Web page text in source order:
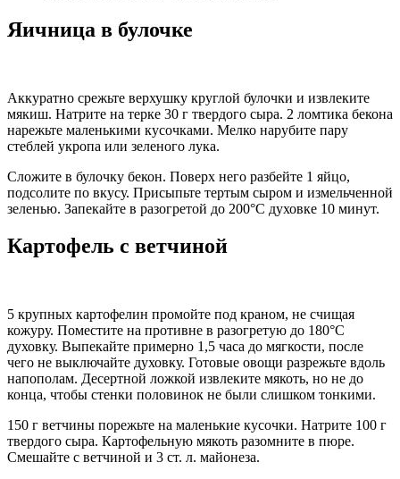
Яичница в булочке
Аккуратно срежьте верхушку круглой булочки и извлеките
мякиш. Натрите на терке 30 г твердого сыра. 2 ломтика бекона
нарежьте маленькими кусочками. Мелко нарубите пару
стеблей укропа или зеленого лука.
Сложите в булочку бекон. Поверх него разбейте 1 яйцо,
подсолите по вкусу. Присыпьте тертым сыром и измельченной
зеленью. Запекайте в разогретой до 200°С духовке 10 минут.
Картофель с ветчиной
5 крупных картофелин промойте под краном, не счищая
кожуру. Поместите на противне в разогретую до 180°С
духовку. Выпекайте примерно 1,5 часа до мягкости, после
чего не выключайте духовку. Готовые овощи разрежьте вдоль
напополам. Десертной ложкой извлеките мякоть, но не до
конца, чтобы стенки половинок не были слишком тонкими.
150 г ветчины порежьте на маленькие кусочки. Натрите 100 г
твердого сыра. Картофельную мякоть разомните в пюре.
Смешайте с ветчиной и 3 ст. л. майонеза.